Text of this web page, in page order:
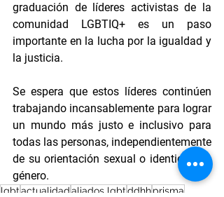
graduación de líderes activistas de la
comunidad LGBTIQ+ es un paso
importante en la lucha por la igualdad y
la justicia.
Se espera que estos líderes continúen
trabajando incansablemente para lograr
un mundo más justo e inclusivo para
todas las personas, independientemente
de su orientación sexual o identidad de
género.
lgbtactualidadaliados lgbtddhhprisma